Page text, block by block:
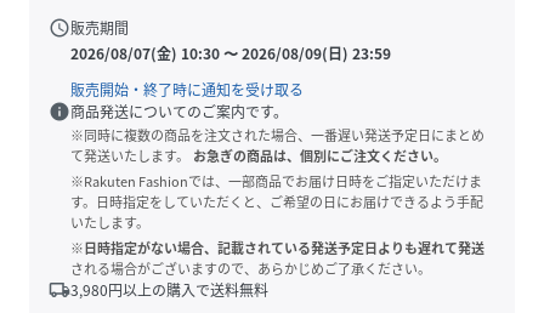
schedule販売期間
2026/08/07(金) 10:30〜2026/08/09(日) 23:59
販売開始・終了時に通知を受け取る
info商品発送についてのご案内です。
※同時に複数の商品を注文された場合、一番遅い発送予定日にまとめ
て発送いたします。
お急ぎの商品は、個別にご注文ください。
※Rakuten Fashionでは、一部商品でお届け日時をご指定いただけま
す。日時指定をしていただくと、ご希望の日にお届けできるよう手配
いたします。
※日時指定がない場合、記載されている発送予定日よりも遅れて発送
される場合がございますので、あらかじめご了承ください。
local_shipping3,980円以上の購入で送料無料